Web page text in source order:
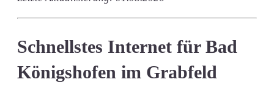
Schnellstes Internet für Bad
Königshofen im Grabfeld